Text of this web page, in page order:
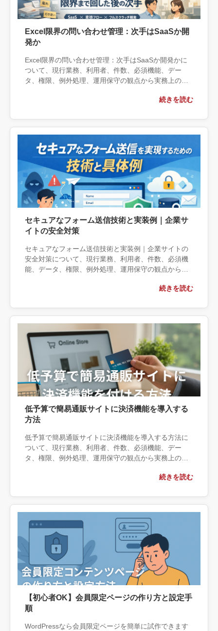
Excel限界の問い合わせ管理：次手はSaaSか開
発か
Excel限界の問い合わせ管理：次手はSaaSか開発かに
ついて、現行業務、利用者、件数、必須機能、デー
タ、権限、例外処理、運用保守の観点から実務上の判
相談する条件、相談前に用意する情報、依頼後に確認
続きを読む
セキュアなフォーム送信技術と実装例｜企業サ
イトの安全対策
セキュアなフォーム送信技術と実装例｜企業サイトの
安全対策について、現行業務、利用者、件数、必須機
能、データ、権限、例外処理、運用保守の観点から実
と外部へ相談する条件、相談前に用意する情報、依頼
続きを読む
低予算で簡易通販サイトに決済機能を導入する
方法
低予算で簡易通販サイトに決済機能を導入する方法に
ついて、現行業務、利用者、件数、必須機能、デー
タ、権限、例外処理、運用保守の観点から実務上の判
相談する条件、相談前に用意する情報、依頼後に確認
続きを読む
【初心者OK】会員限定ページの作り方と設定手
順
WordPressなら会員限定ページを簡単に試作できます